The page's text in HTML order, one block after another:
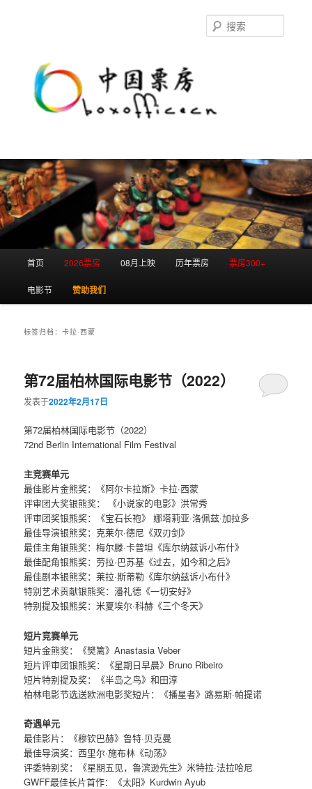
首页 2026票房 08月上映 历年票房 票房300+
电影节 赞助我们
标签归档：卡拉·西蒙
第72届柏林国际电影节（2022）
发表于2022年2月17日
第72届柏林国际电影节（2022）
72nd Berlin International Film Festival
主竞赛单元
最佳影片金熊奖：《阿尔卡拉斯》卡拉·西蒙
评审团大奖银熊奖： 《小说家的电影》洪常秀
评审团奖银熊奖：《宝石长袍》 娜塔莉亚·洛佩兹·加拉多
最佳导演银熊奖：克莱尔·德尼《双刃剑》
最佳主角银熊奖：梅尔滕·卡普坦《库尔纳兹诉小布什》
最佳配角银熊奖：劳拉·巴苏基《过去，如今和之后》
最佳剧本银熊奖：莱拉·斯蒂勒《库尔纳兹诉小布什》
特别艺术贡献银熊奖：潘礼德《一切安好》
特别提及银熊奖：米夏埃尔·科赫《三个冬天》
短片竞赛单元
短片金熊奖：《樊篱》Anastasia Veber
短片评审团银熊奖：《星期日早晨》Bruno Ribeiro
短片特别提及奖：《半岛之鸟》和田淳
柏林电影节选送欧洲电影奖短片：《播星者》路易斯·帕提诺
奇遇单元
最佳影片：《穆钦巴赫》鲁特·贝克曼
最佳导演奖：西里尔·施布林《动荡》
评委特别奖：《星期五见，鲁滨逊先生》米特拉·法拉哈尼
GWFF最佳长片首作：《太阳》Kurdwin Ayub